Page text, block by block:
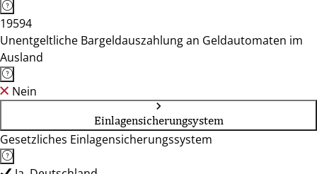
19594
Unentgeltliche Bargeldauszahlung an Geldautomaten im
Ausland
Nein
Einlagensicherungsystem
Gesetzliches Einlagensicherungssystem